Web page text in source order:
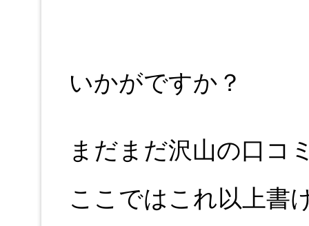
いかがですか？
まだまだ沢山の口コ
ここではこれ以上書